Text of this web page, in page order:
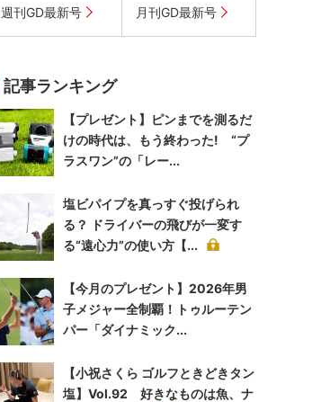
週刊GD最新号 月刊GD最新号
記事ランキング
【プレゼント】ピンまでを測るだ
けの時代は、もう終わった! “プ
ラスワン”の「レー...
塩ビパイプを真っすぐ投げられ
る？ ドライバーの飛びが一変す
る“遠心力”の使い方【...
【今月のプレゼント】2026年男
子メジャー全制覇！トゥルーテン
パー「ダイナミック...
【小祝さくら ゴルフときどきタン
塩】Vol.92 好きなものは魚、ナ